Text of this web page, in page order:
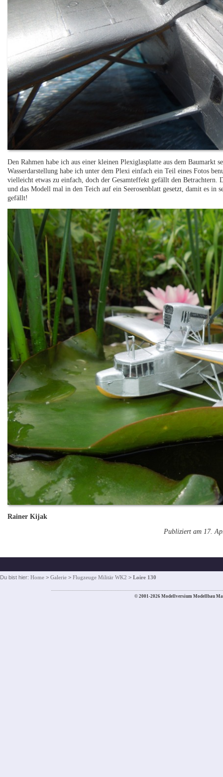
Den Rahmen habe ich aus einer kleinen Plexiglasplatte aus dem Baumarkt
Wasserdarstellung habe ich unter dem Plexi einfach ein Teil eines Fotos
vielleicht etwas zu einfach, doch der Gesamteffekt gefällt den Betrachtern.
und das Modell mal in den Teich auf ein Seerosenblatt gesetzt, damit es
gefällt!
Rainer Kijak
Publiziert am 17.
Du bist hier: Home > Galerie > Flugzeuge Militär WK2 > Loire 130
© 2001-2026 Modellversium Modellbau